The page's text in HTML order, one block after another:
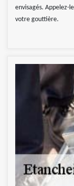
envisagés. Appelez-
votre gouttière.